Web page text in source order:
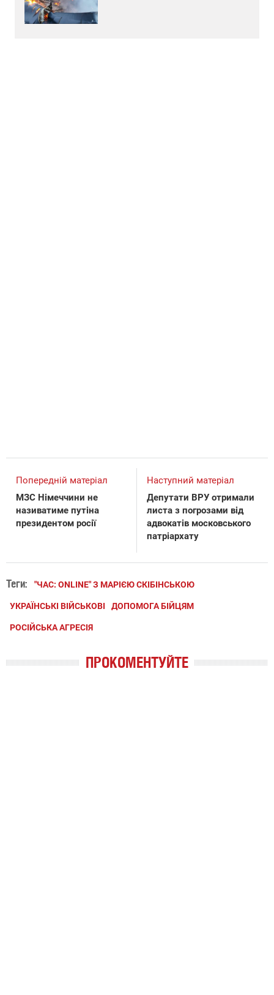
Попередній матеріал
МЗС Німеччини не
називатиме путіна
президентом росії
Наступний матеріал
Депутати ВРУ отримали
листа з погрозами від
адвокатів московського
патріархату
Теги: "ЧАС: ONLINE" З МАРІЄЮ СКІБІНСЬКОЮ
УКРАЇНСЬКІ ВІЙСЬКОВІ ДОПОМОГА БІЙЦЯМ
РОСІЙСЬКА АГРЕСІЯ
ПРОКОМЕНТУЙТЕ